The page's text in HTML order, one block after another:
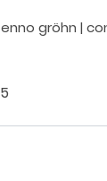
enno gröhn |